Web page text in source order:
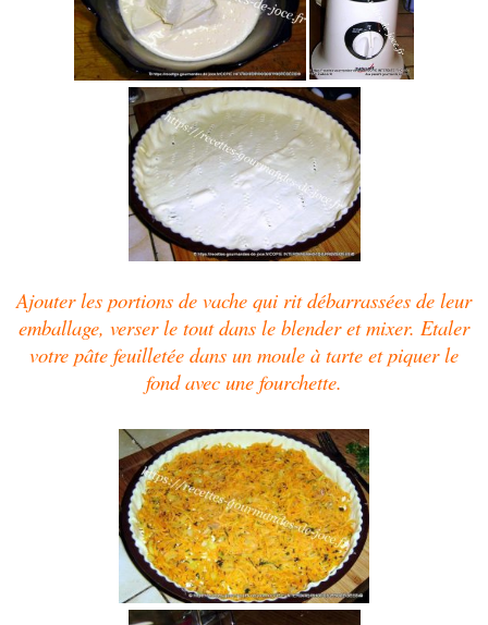
Ajouter les portions de vache qui rit débarrassées de leur
emballage, verser le tout dans le blender et mixer. Etaler
votre pâte feuilletée dans un moule à tarte et piquer le
fond avec une fourchette.